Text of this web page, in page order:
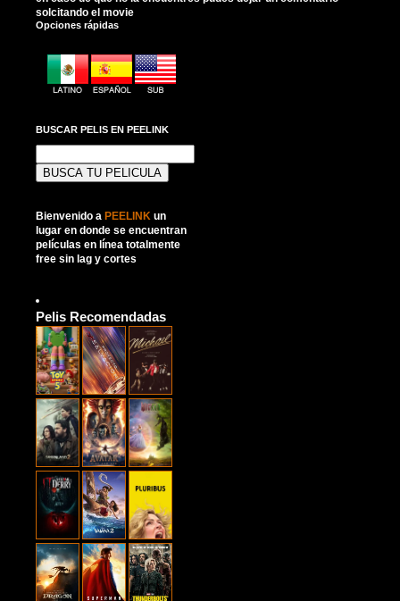
solcitando el movie
Opciones rápidas
BUSCAR PELIS EN PEELINK
Bienvenido a PEELINK un
lugar en donde se encuentran
películas en línea totalmente
free sin lag y cortes
Pelis Recomendadas